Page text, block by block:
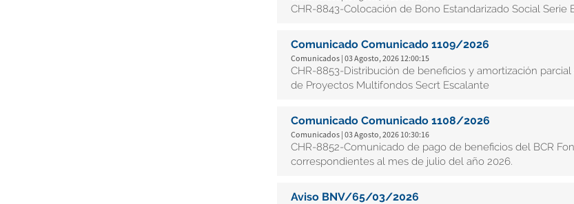
CHR-8843-Colocación de Bono Estandarizado Social
Comunicado Comunicado 1109/2026
Comunicados | 03 Agosto, 2026 12:00:15
CHR-8853-Distribución de beneficios y amortización
de Proyectos Multifondos Secrt Escalante
Comunicado Comunicado 1108/2026
Comunicados | 03 Agosto, 2026 10:30:16
CHR-8852-Comunicado de pago de beneficios del BCR
correspondientes al mes de julio del año 2026.
Aviso BNV/65/03/2026